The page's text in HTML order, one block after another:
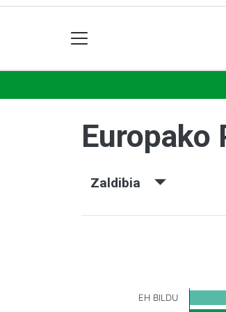
Europako
Zaldibia
EH BILDU